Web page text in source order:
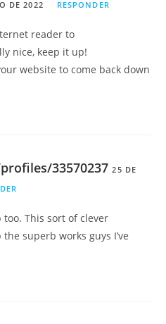
DE 2022 RESPONDER
reader to
nice, keep it up!
website to come back down
33570237 25 DE
This sort of clever
superb works guys I’ve